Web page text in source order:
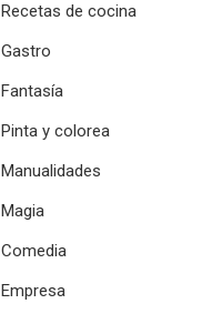
Recetas de cocina
Gastro
Fantasía
Pinta y colorea
Manualidades
Magia
Comedia
Empresa